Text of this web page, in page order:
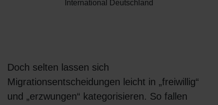
International Deutschland
Doch selten lassen sich
Migrationsentscheidungen leicht in „freiwillig“
und „erzwungen“ kategorisieren. So fallen